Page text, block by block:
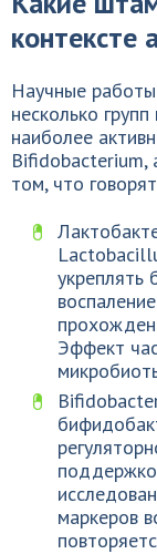
контексте
Научные
несколько
наиболее
Bifidobacterium,
том, что
укреплять
Эффект
маркеров